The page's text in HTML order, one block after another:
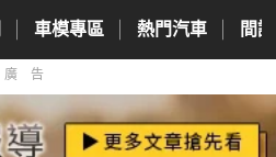
車模專區 熱門汽車 間
廣告